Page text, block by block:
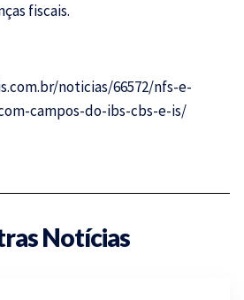
fiscais.
noticias/66572/nfs-e-
campos-do-ibs-cbs-e-is/
Notícias